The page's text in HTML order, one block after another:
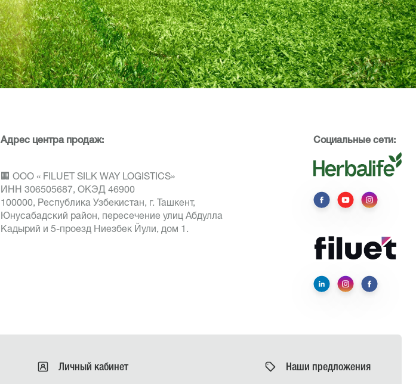
Адрес центра продаж:
🏢 ООО « FILUET SILK WAY LOGISTICS»
ИНН 306505687, ОКЭД 46900
100000, Республика Узбекистан, г. Ташкент,
Юнусабадский район, пересечение улиц Абдулла
Кадырий и 5-проезд Ниезбек Йули, дом 1.
Социальные сети:
Личный кабинет Наши предложения